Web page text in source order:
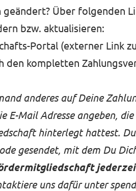
geändert? Über folgenden
bzw. aktualisieren:
Portal (externer Link
den kompletten
anderes auf Deine
E-Mail Adresse angeben,
hinterlegt hattest.
gesendet, mit dem Du
uns dafür unter